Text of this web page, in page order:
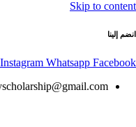
Skip to content
انضم إلينا
Instagram Whatsapp Facebook